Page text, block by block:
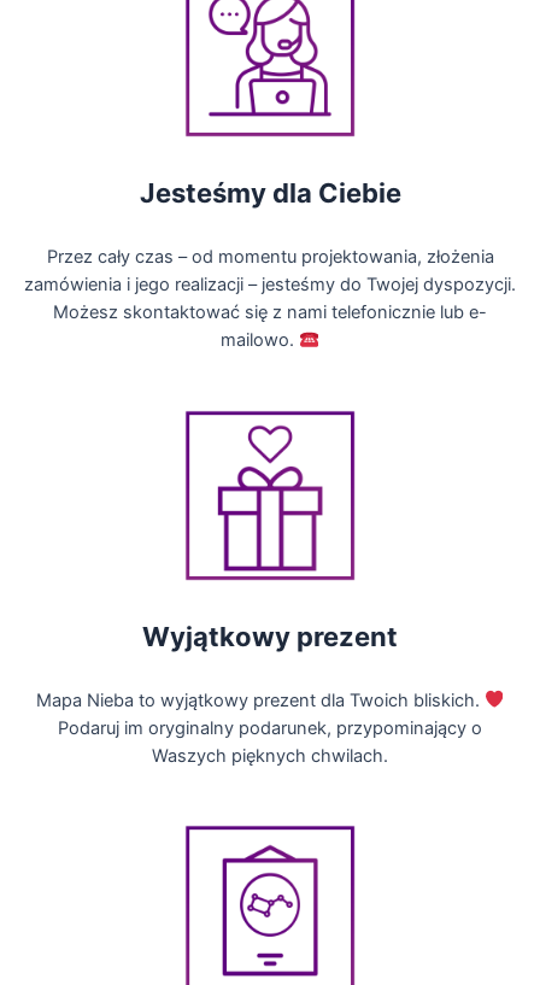
Jesteśmy dla Ciebie
Przez cały czas – od momentu projektowania, złożenia
zamówienia i jego realizacji – jesteśmy do Twojej dyspozycji.
Możesz skontaktować się z nami telefonicznie lub e-
mailowo.
Wyjątkowy prezent
Mapa Nieba to wyjątkowy prezent dla Twoich bliskich.
Podaruj im oryginalny podarunek, przypominający o
Waszych pięknych chwilach.